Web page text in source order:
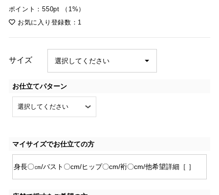
ポイント：550pt （1%）
お気に入り登録数：1
サイズ
お仕立てパターン
マイサイズでお仕立ての方